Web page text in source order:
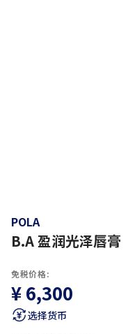
POLA
B.A 盈润光泽唇膏
免税价格:
¥ 6,300
选择货币